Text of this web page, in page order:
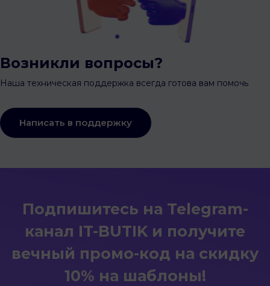
Возникли вопросы?
Наша техническая поддержка всегда готова вам помочь
Написать в поддержку
Подпишитесь на Telegram-
канал IT-BUTIK и получите
вечный промо-код на скидку
10% на шаблоны!